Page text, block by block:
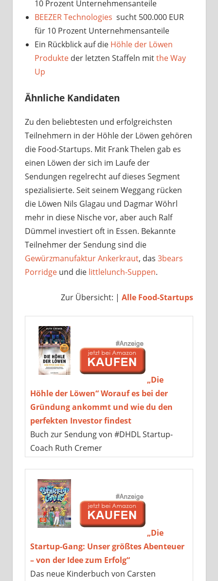
10 Prozent Unternehmensanteile
BEEZER Technologies sucht 500.000 EUR
für 10 Prozent Unternehmensanteile
Ein Rückblick auf die Höhle der Löwen
Produkte der letzten Staffeln mitthe Way
Up
Ähnliche Kandidaten
Zu den beliebtesten und erfolgreichsten
Teilnehmern in der Höhle der Löwen gehören
die Food-Startups. Mit Frank Thelen gab es
einen Löwen der sich im Laufe der
Sendungen regelrecht auf dieses Segment
spezialisierte. Seit seinem Weggang rücken
die Löwen Nils Glagau und Dagmar Wöhrl
mehr in diese Nische vor, aber auch Ralf
Dümmel investiert oft in Essen. Bekannte
Teilnehmer der Sendung sind die
Gewürzmanufaktur Ankerkraut, das 3bears
Porridge und die littlelunch-Suppen.
Zur Übersicht: | Alle Food-Startups
„Die
Höhle der Löwen“ Worauf es bei der
Gründung ankommt und wie du den
perfekten Investor findest
Buch zur Sendung von #DHDL Startup-
Coach Ruth Cremer
„Die
Startup-Gang: Unser größtes Abenteuer
– von der Idee zum Erfolg“
Das neue Kinderbuch von Carsten